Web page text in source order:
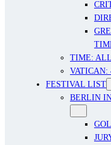
TIME:
VATICAN:
FESTIVAL LIST
BERLIN